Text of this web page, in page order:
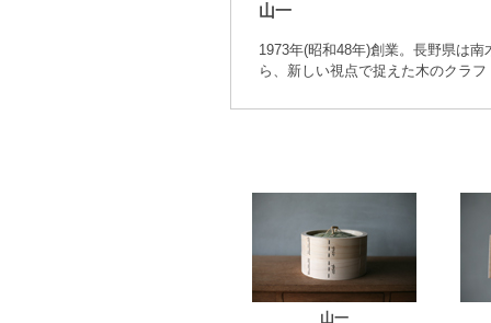
山一
1973年(昭和48年)創業。長野県は
ら、新しい視点で捉えた木のクラ
山一